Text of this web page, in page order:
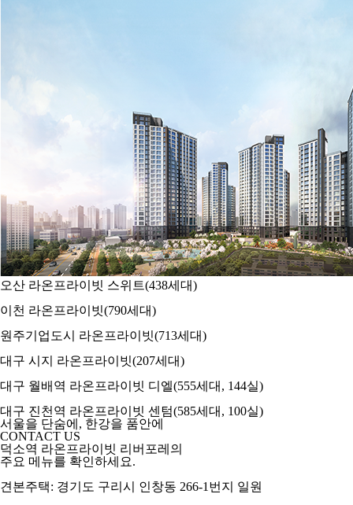
오산 라온프라이빗 스위트(438세대)
이천 라온프라이빗(790세대)
원주기업도시 라온프라이빗(713세대)
대구 시지 라온프라이빗(207세대)
대구 월배역 라온프라이빗 디엘(555세대, 144실)
대구 진천역 라온프라이빗 센텀(585세대, 100실)
서울을 단숨에, 한강을 품안에
CONTACT US
덕소역 라온프라이빗 리버포레의
주요 메뉴를 확인하세요.
견본주택: 경기도 구리시 인창동 266-1번지 일원